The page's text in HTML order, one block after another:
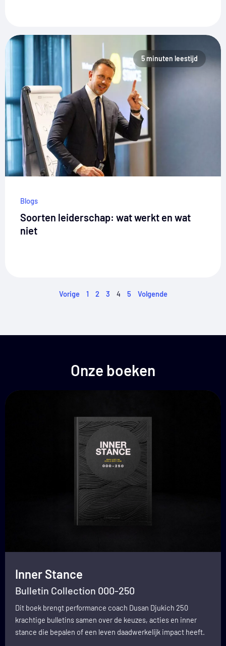
5 minuten leestijd
Blogs
Soorten leiderschap: wat werkt en wat
niet​
Vorige 1 2 3 4 5 Volgende
Onze boeken
Inner Stance
Bulletin Collection 000-250
Dit boek brengt performance coach Dusan Djukich 250
krachtige bulletins samen over de keuzes, acties en inner
stance die bepalen of een leven daadwerkelijk impact heeft.